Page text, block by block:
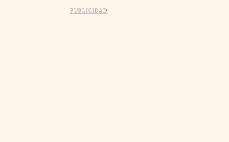
PUBLICIDAD